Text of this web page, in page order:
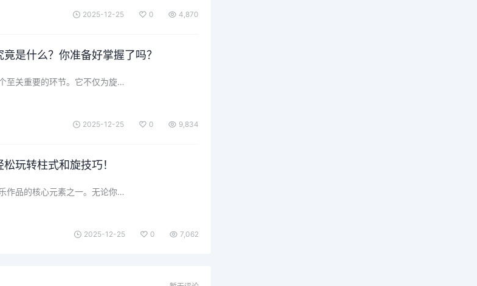
2025-12-25 0 4,870
是什么？你准备好掌握了吗？
至关重要的环节。它不仅为旋…
2025-12-25 0 9,834
玩转柱式和旋技巧！
作品的核心元素之一。无论你…
2025-12-25 0 7,062